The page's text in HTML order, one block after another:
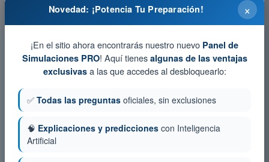
×
Novedad: ¡Potencia Tu Preparación!
¡En el sitio ahora encontrarás nuestro nuevo Panel de
Simulaciones PRO! Aquí tienes algunas de las ventajas
exclusivasa las que accedes al desbloquearlo:
✅ Todas las preguntas oficiales, sin exclusiones
🧠 Explicaciones y predicciones con Inteligencia
Artificial